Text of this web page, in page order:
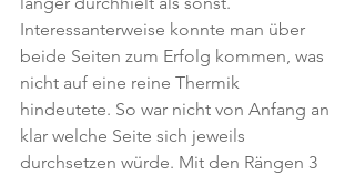
Interessanterweise konnte man über
beide Seiten zum Erfolg kommen, was
nicht auf eine reine Thermik
hindeutete. So war nicht von Anfang an
klar welche Seite sich jeweils
durchsetzen würde. Mit den Rängen 3